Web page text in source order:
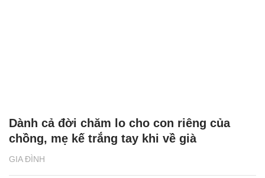
GIA ĐÌNH
Dành cả đời chăm lo cho con riêng của
chồng, mẹ kế trắng tay khi về già